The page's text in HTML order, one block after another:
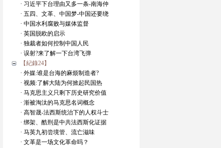
· 习近平下台理由又多一条-南海仲
· 五四、文革、中国梦-中国还要绕
· 中国水利腐败与媒体监督
· 英国脱欧的启示
· 独裁者如何控制中国人民
· 误射?来了解一下台湾飞弹
【紀錄24】
· 外媒:谁是台海的麻烦制造者?
· 视频:了解大陆为何掀起民国热
· 马克思主义只剩下历史研究价值
· 渐被淘汰的马克思名词概念
· 高智晟-法西斯统治下的人权斗士
· 绑架、酷刑是中共法西斯化证据
· 马英九初尝境管、流亡滋味
· 文革是一场文化革命吗？